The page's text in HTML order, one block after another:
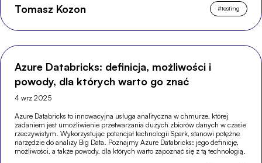
Tomasz Kozon #testing
Azure Databricks: definicja, możliwości i
powody, dla których warto go znać
4 wrz 2025
Azure Databricks to innowacyjna usługa analityczna w chmurze, której
zadaniem jest umożliwienie przetwarzania dużych zbiorów danych w czasie
rzeczywistym. Wykorzystując potencjał technologii Spark, stanowi potężne
narzędzie do analizy Big Data. Poznajmy Azure Databricks: jego definicję,
możliwości, a także powody, dla których warto zapoznać się z tą technologią.